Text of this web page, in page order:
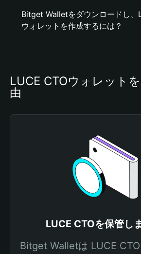
Bitget Walletをダウンロードし、
ウォレットを作成するには？
LUCE CTOウォレット
由
LUCE CTOを保管し
Bitget Walletは LUCE